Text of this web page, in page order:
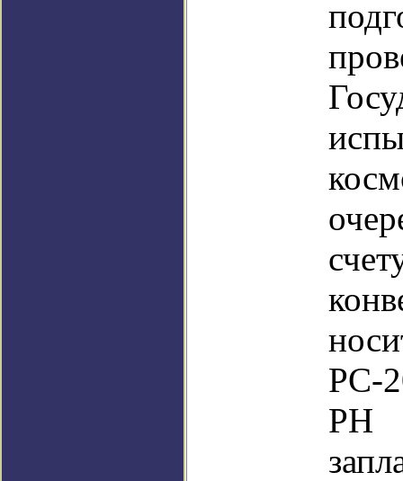
РС-